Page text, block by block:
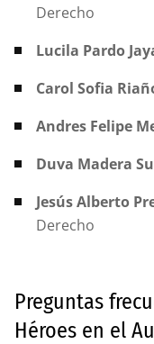
Derecho
Lucila Pardo
Carol Sofia
Andres Felipe
Duva Madera
Jesús Alberto
Derecho
Preguntas
Héroes en el